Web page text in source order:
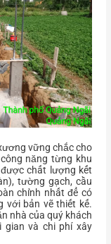
vững chắc cho
năng từng khu
chất lượng kết
tường gạch, cầu
chỉnh nhất để có
với bản vẽ thiết kế.
nhà của quý khách
gian và chi phí xây